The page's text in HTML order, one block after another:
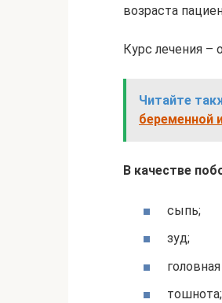
возраста
Курс лечения –
Читайте
беременной
В качестве
сыпь;
зуд;
тошнота;